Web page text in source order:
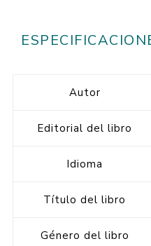
Autor
Editorial del libro
Idioma
Título del libro
Género del libro